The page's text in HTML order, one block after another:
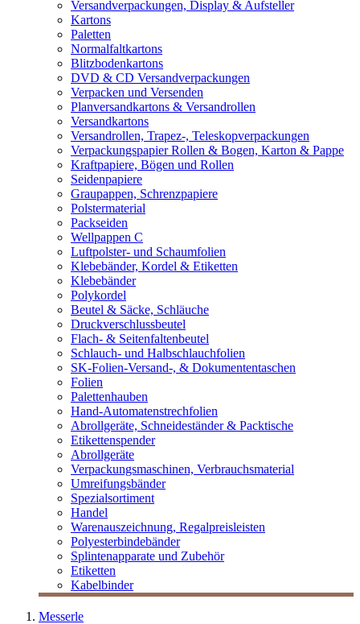
Versandverpackungen, Display & Aufsteller
Kartons
Paletten
Normalfaltkartons
Blitzbodenkartons
DVD & CD Versandverpackungen
Verpacken und Versenden
Planversandkartons & Versandrollen
Versandkartons
Versandrollen, Trapez-, Teleskopverpackungen
Verpackungspapier Rollen & Bogen, Karton & Pappe
Kraftpapiere, Bögen und Rollen
Seidenpapiere
Graupappen, Schrenzpapiere
Polstermaterial
Packseiden
Wellpappen C
Luftpolster- und Schaumfolien
Klebebänder, Kordel & Etiketten
Klebebänder
Polykordel
Beutel & Säcke, Schläuche
Druckverschlussbeutel
Flach- & Seitenfaltenbeutel
Schlauch- und Halbschlauchfolien
SK-Folien-Versand-, & Dokumententaschen
Folien
Palettenhauben
Hand-Automatenstrechfolien
Abrollgeräte, Schneideständer & Packtische
Etikettenspender
Abrollgeräte
Verpackungsmaschinen, Verbrauchsmaterial
Umreifungsbänder
Spezialsortiment
Handel
Warenauszeichnung, Regalpreisleisten
Polyesterbindebänder
Splintenapparate und Zubehör
Etiketten
Kabelbinder
Messerle